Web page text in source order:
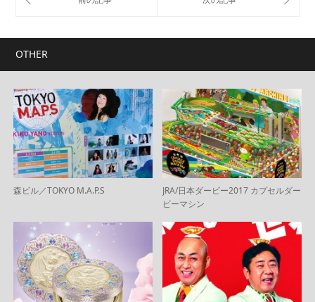
OTHER
森ビル／TOKYO M.A.P.S
JRA/日本ダービー2017 カプセルダー
ビーマシン